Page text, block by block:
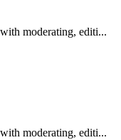
moderating, editi...
moderating, editi...